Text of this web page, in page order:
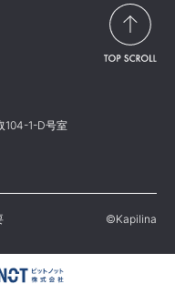
104-1-D号室
©Kapilina